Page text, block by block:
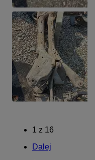
1 z 16
Dalej